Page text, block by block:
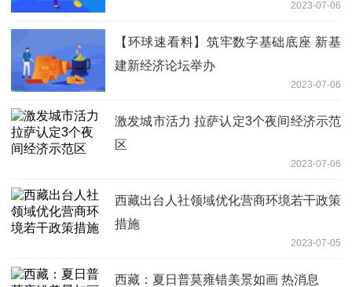
2023-07-06
【环球速看料】筑牢数字基础底座 新基
建新经济论坛举办
2023-07-06
激发城市活力 拉萨认定3个夜间经济示范
区
2023-07-06
西藏出台人社领域优化营商环境若干政策
措施
2023-07-05
西藏：夏日普莫雍错美景如画 热消息